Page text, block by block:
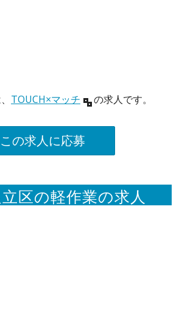
TOUCH×マッチ の求人です。
この求人に応募
区の軽作業の求人